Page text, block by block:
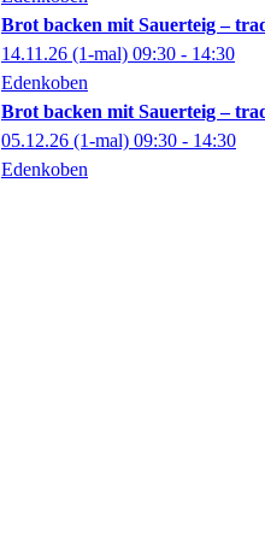
Brot backen mit Sauerteig –
14.11.26 (1-mal) 09:30 - 14:30
Edenkoben
Brot backen mit Sauerteig –
05.12.26 (1-mal) 09:30 - 14:30
Edenkoben